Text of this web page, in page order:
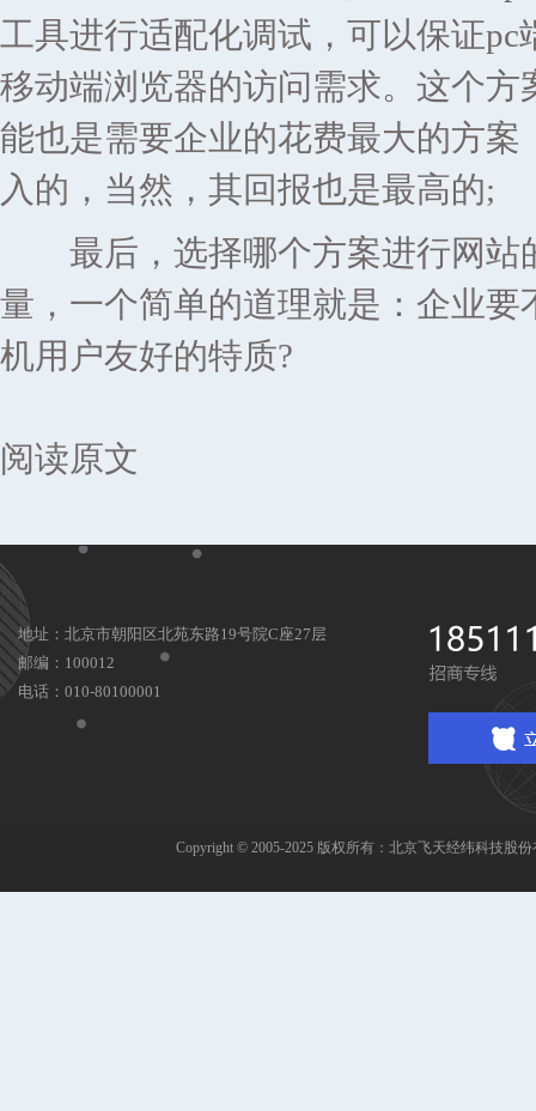
工具进行适配化调试，可以保证
移动端浏览器的访问需求。这个
能也是需要企业的花费最大的方
入的，当然，其回报也是最高的;
最后，选择哪个方案进行网站
量，一个简单的道理就是：企业
机用户友好的特质?
阅读原文
地址：北京市朝阳区北苑东路19号院C座27层
邮编：100012
电话：010-80100001
Copyright © 2005-2025 版权所有：北京飞天经纬科技股